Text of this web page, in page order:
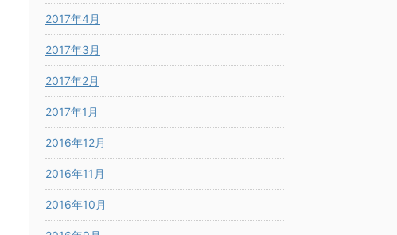
2017年4月
2017年3月
2017年2月
2017年1月
2016年12月
2016年11月
2016年10月